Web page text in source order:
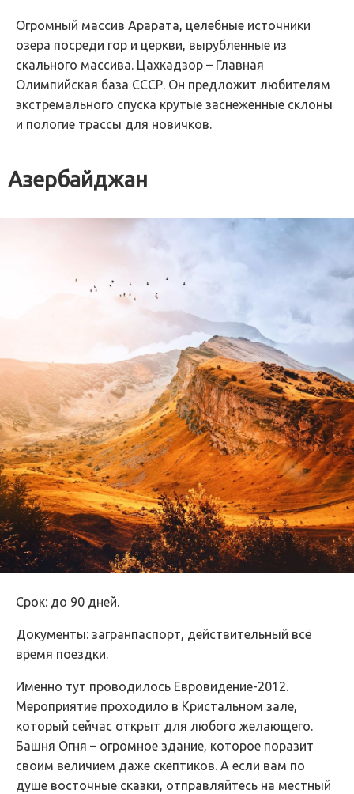
Огромный массив Арарата, целебные источники
озера посреди гор и церкви, вырубленные из
скального массива. Цахкадзор – Главная
Олимпийская база СССР. Он предложит любителям
экстремального спуска крутые заснеженные склоны
и пологие трассы для новичков.
Азербайджан
Срок: до 90 дней.
Документы: загранпаспорт, действительный всё
время поездки.
Именно тут проводилось Евровидение-2012.
Мероприятие проходило в Кристальном зале,
который сейчас открыт для любого желающего.
Башня Огня – огромное здание, которое поразит
своим величием даже скептиков. А если вам по
душе восточные сказки, отправляйтесь на местный